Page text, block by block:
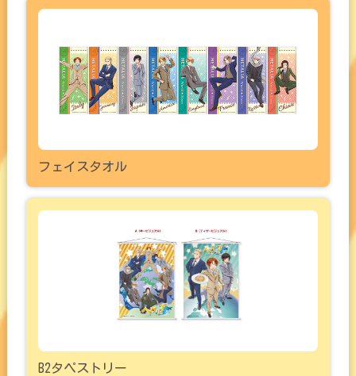
フェイスタオル
B2タペストリー